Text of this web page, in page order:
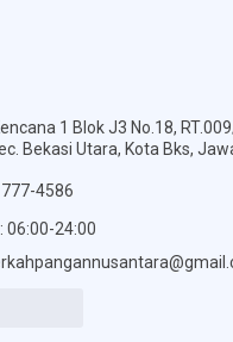
1 Blok J3 No.18,
Bekasi Utara, Kota Bks,
4586
06:00-24:00